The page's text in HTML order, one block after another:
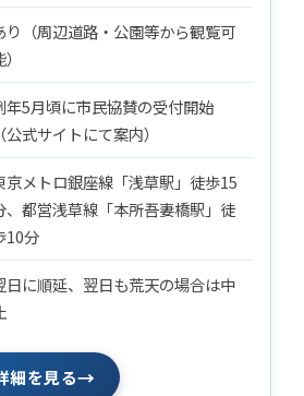
り（周辺道路・公園等から観覧可
年5月頃に市民協賛の受付開始
（公式サイトにて案内）
京メトロ銀座線「浅草駅」徒歩15
、都営浅草線「本所吾妻橋駅」徒
10分
日に順延、翌日も荒天の場合は中
細を見る→